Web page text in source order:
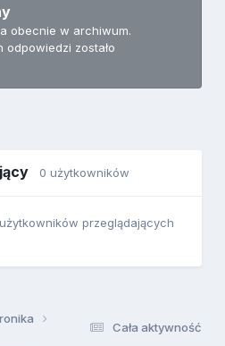
obecnie w archiwum.
zostało
0 użytkowników
przeglądających
Cała aktywność